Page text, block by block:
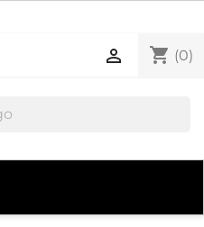
shopping_cart (0)
